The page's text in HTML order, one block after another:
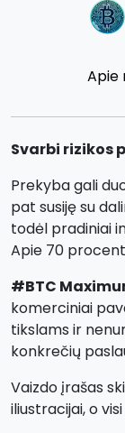
Apie
Svarbi rizikos
Prekyba gali
pat susiję su
todėl pradiniai
Apie 70
#BTC
komerciniai
tikslams ir
konkrečių
Vaizdo įrašas
iliustracijai, o